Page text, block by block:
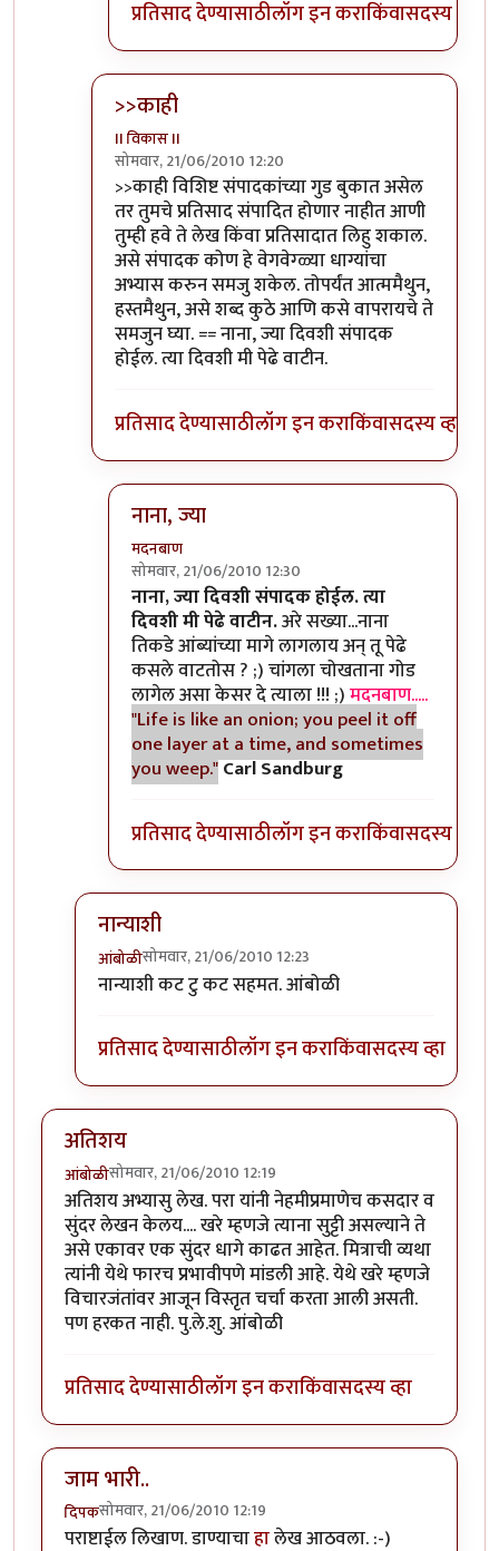
प्रतिसाद देण्यासाठीलॉग इन कराकिंवासदस्य व्हा
>>काही
II विकास II
सोमवार, 21/06/2010 12:20
In reply toआणि बिचाराbyअवलिया
>>काही विशिष्ट संपादकांच्या गुड बुकात असेल
तर तुमचे प्रतिसाद संपादित होणार नाहीत आणी
तुम्ही हवे ते लेख किंवा प्रतिसादात लिहु शकाल.
असे संपादक कोण हे वेगवेग्ळ्या धाग्यांचा
अभ्यास करुन समजु शकेल. तोपर्यंत आत्ममैथुन,
हस्तमैथुन, असे शब्द कुठे आणि कसे वापरायचे ते
समजुन घ्या. == नाना, ज्या दिवशी संपादक
होईल. त्या दिवशी मी पेढे वाटीन.
प्रतिसाद देण्यासाठीलॉग इन कराकिंवासदस्य व्हा
नाना, ज्या
मदनबाण
सोमवार, 21/06/2010 12:30
In reply to>>काहीbyII विकास II
नाना, ज्या दिवशी संपादक होईल. त्या
दिवशी मी पेढे वाटीन.अरे सख्या...नाना
तिकडे आंब्यांच्या मागे लागलाय अन् तू पेढे
कसले वाटतोस ? ;) चांगला चोखताना गोड
लागेल असा केसर दे त्याला !!! ;)मदनबाण.....
"Life is like an onion; you peel it off
one layer at a time, and sometimes
you weep."Carl Sandburg
प्रतिसाद देण्यासाठीलॉग इन कराकिंवासदस्य व्हा
नान्याशी
आंबोळीसोमवार, 21/06/2010 12:23
In reply to>>मिपावरbyअवलिया
नान्याशी कट टु कट सहमत. आंबोळी
प्रतिसाद देण्यासाठीलॉग इन कराकिंवासदस्य व्हा
अतिशय
आंबोळीसोमवार, 21/06/2010 12:19
अतिशय अभ्यासु लेख. परा यांनी नेहमीप्रमाणेच कसदार व
सुंदर लेखन केलय.... खरे म्हणजे त्याना सुट्टी असल्याने ते
असे एकावर एक सुंदर धागे काढत आहेत. मित्राची व्यथा
त्यांनी येथे फारच प्रभावीपणे मांडली आहे. येथे खरे म्हणजे
विचारजंतांवर आजून विस्तृत चर्चा करता आली असती.
पण हरकत नाही. पु.ले.शु. आंबोळी
प्रतिसाद देण्यासाठीलॉग इन कराकिंवासदस्य व्हा
जाम भारी..
दिपकसोमवार, 21/06/2010 12:19
पराष्टाईल लिखाण. डाण्याचाहालेख आठवला. :-)